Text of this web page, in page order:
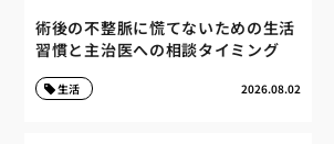
術後の不整脈に慌てないための生活
習慣と主治医への相談タイミング
2026.08.02
生活